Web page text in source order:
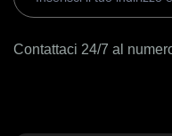
Contattaci 24/7 al